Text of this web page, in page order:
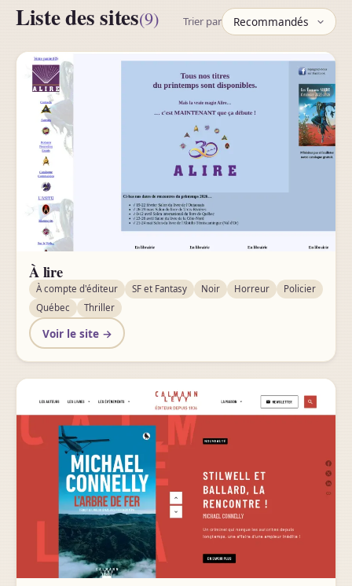
Liste des sites(9) Trier par
À lire
À compte d'éditeur SF et Fantasy Noir Horreur
Policier
Québec
Thriller
Voir le site →